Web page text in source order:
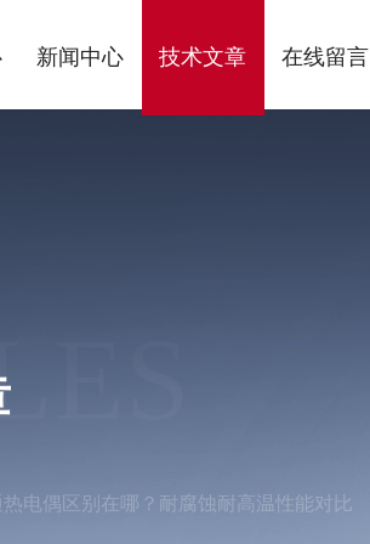
新闻中心 技术文章 在线留言
电偶区别在哪？耐腐蚀耐高温性能对比